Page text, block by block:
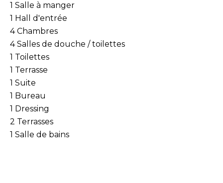
1 Salle à manger
1 Hall d'entrée
4 Chambres
4 Salles de douche / toilettes
1 Toilettes
1 Terrasse
1 Suite
1 Bureau
1 Dressing
2 Terrasses
1 Salle de bains